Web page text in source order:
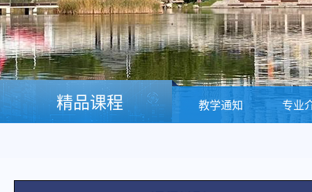
精品课程 教学通知 专业